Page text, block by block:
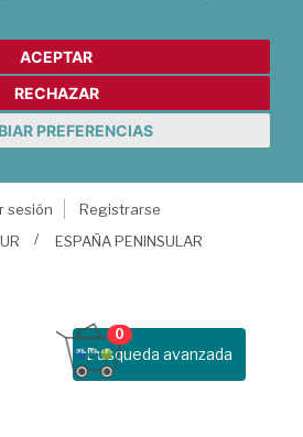
ACEPTAR
RECHAZAR
PREFERENCIAS
sesión
Registrarse
ESPAÑA PENINSULAR
Busqueda avanzada
0